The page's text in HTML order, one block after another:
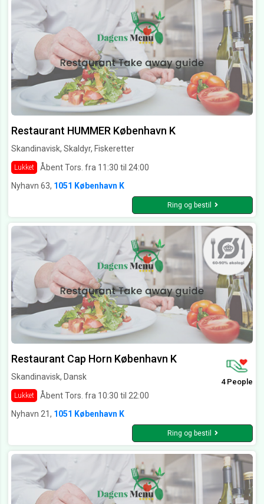
Restaurant HUMMER København K
Skandinavisk, Skaldyr, Fiskeretter
Lukket
Åbent Tors. fra 11:30 til 24:00
Nyhavn 63, 1051 København K
Ring og bestil
Restaurant Cap Horn København K
Skandinavisk, Dansk
Lukket Åbent Tors. fra 10:30 til 22:00
4 People
Nyhavn 21, 1051 København K
Ring og bestil